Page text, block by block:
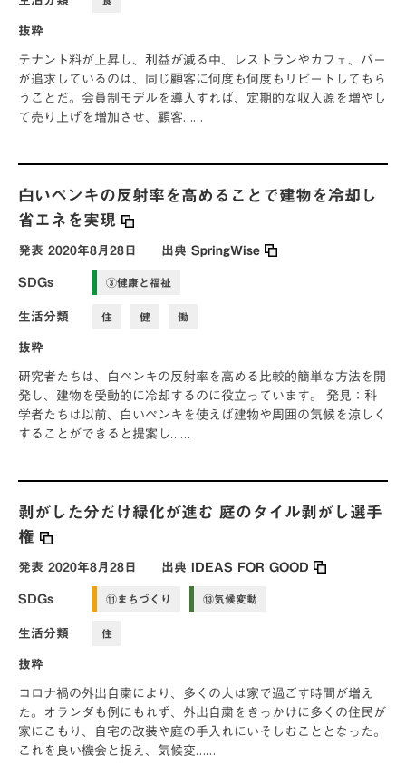
抜粋
テナント料が上昇し、利益が減る中、レストランやカフェ、バー
が追求しているのは、同じ顧客に何度も何度もリピートしてもら
うことだ。会員制モデルを導入すれば、定期的な収入源を増やし
て売り上げを増加させ、顧客……
白いペンキの反射率を高めることで建物を冷却し
省エネを実現
発表 2020年8月28日 出典SpringWise
SDGs ③健康と福祉
生活分類 住 健 働
抜粋
研究者たちは、白ペンキの反射率を高める比較的簡単な方法を開
発し、建物を受動的に冷却するのに役立っています。 発見：科
学者たちは以前、白いペンキを使えば建物や周囲の気候を涼しく
することができると提案し……
剥がした分だけ緑化が進む 庭のタイル剥がし選手
権
発表 2020年8月28日 出典 IDEAS FOR GOOD
SDGs ⑪まちづくり ⑬気候変動
生活分類 住
抜粋
コロナ禍の外出自粛により、多くの人は家で過ごす時間が増え
た。オランダも例にもれず、外出自粛をきっかけに多くの住民が
家にこもり、自宅の改装や庭の手入れにいそしむこととなった。
これを良い機会と捉え、気候変……